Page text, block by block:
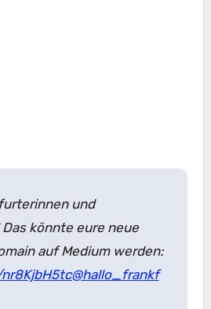
und
könnte eure neue
auf Medium werden:
@hallo_frankf